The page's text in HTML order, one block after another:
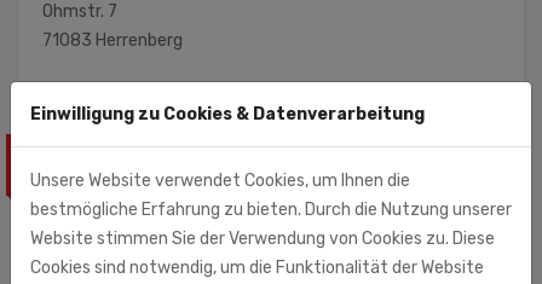
Ohmstr. 7
71083 Herrenberg
Einwilligung zu Cookies & Datenverarbeitung
Unsere Website verwendet Cookies, um Ihnen die
bestmögliche Erfahrung zu bieten. Durch die Nutzung unserer
Website stimmen Sie der Verwendung von Cookies zu. Diese
Cookies sind notwendig, um die Funktionalität der Website